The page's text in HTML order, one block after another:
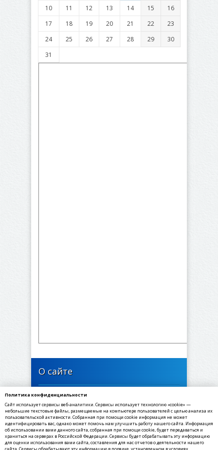
10
11 12 13 14 15
16
17
18 19 20 21 22
23
24
25 26 27 28 29
30
31
О сайте
446637, Самарская область, Богатовский район,
село Арзамасцевка, Школьная улица, 24
✉ E-mail: arzamasevka@yandex.ru
☎ Телефон: 8(84666) 3-91-67
☏ Факс: 8(84666) 3-91-69
Политика конфиденциальности
Сайт использует сервисы веб-аналитики. Сервисы использует технологию «cookie» —
небольшие текстовые файлы, размещаемые на компьютере пользователей с целью анализа их
пользовательской активности. Собранная при помощи cookie информация не может
идентифицировать вас, однако может помочь нам улучшить работу нашего сайта. Информация
об использовании вами данного сайта, собранная при помощи cookie, будет передаваться и
храниться на серверах в Российской Федерации. Сервисы будет обрабатывать эту информацию
для оценки использования вами сайта, составления для нас отчетов о деятельности нашего